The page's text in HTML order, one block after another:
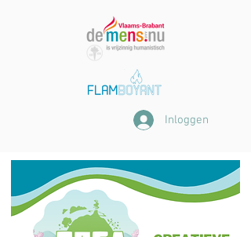
Inloggen